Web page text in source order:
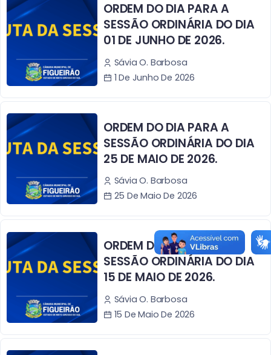
ORDEM DO DIA PARA A
SESSÃO ORDINÁRIA DO DIA
01 DE JUNHO DE 2026.
Sávia O. Barbosa
1 De Junho De 2026
ORDEM DO DIA PARA A
SESSÃO ORDINÁRIA DO DIA
25 DE MAIO DE 2026.
Sávia O. Barbosa
25 De Maio De 2026
ORDEM DO DIA PARA A
SESSÃO ORDINÁRIA DO DIA
15 DE MAIO DE 2026.
Sávia O. Barbosa
15 De Maio De 2026